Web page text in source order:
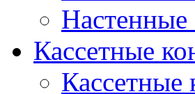
Настенные
Кассетные